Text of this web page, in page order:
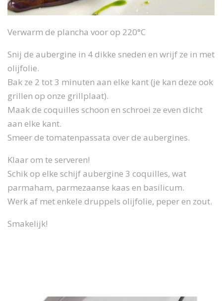
Verwarm de plancha voor op 220°C
Snij de aubergine in 4 dikke sneden en wrijf ze in met
olijfolie.
Bak ze 2 tot 3 minuten aan elke kant (je kan deze ook
grillen op onze grillplaat).
Maak de coquilles schoon en schroei ze even dicht
aan elke kant.
Smeer de tomatenpassata over de aubergines.
Klaar om te serveren!
Schik op elke schijf aubergine 3 coquilles, wat
parmaham, parmezaanse kaas en basilicum.
Werk af met enkele druppels olijfolie, peper en zout.
Smakelijk!